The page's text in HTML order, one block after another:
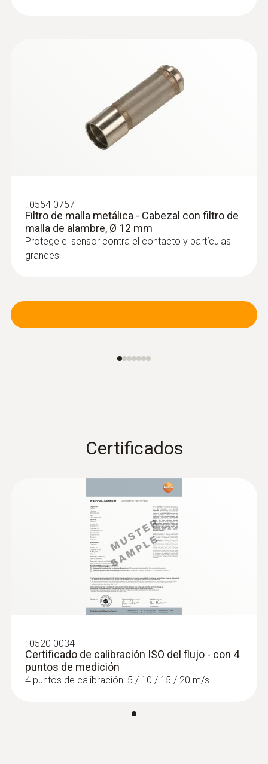
: 0554 0757
Filtro de malla metálica - Cabezal con filtro de
malla de alambre, Ø 12 mm
Protege el sensor contra el contacto y partículas
grandes
Certificados
: 0520 0034
Certificado de calibración ISO del flujo - con 4
puntos de medición
4 puntos de calibración: 5 / 10 / 15 / 20 m/s